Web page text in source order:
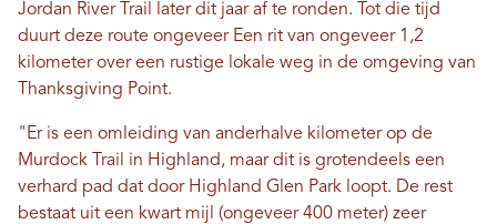
Jordan River Trail later dit jaar af te ronden. Tot die tijd
duurt deze route ongeveer Een rit van ongeveer 1,2
kilometer over een rustige lokale weg in de omgeving van
Thanksgiving Point.
"Er is een omleiding van anderhalve kilometer op de
Murdock Trail in Highland, maar dit is grotendeels een
verhard pad dat door Highland Glen Park loopt. De rest
bestaat uit een kwart mijl (ongeveer 400 meter) zeer